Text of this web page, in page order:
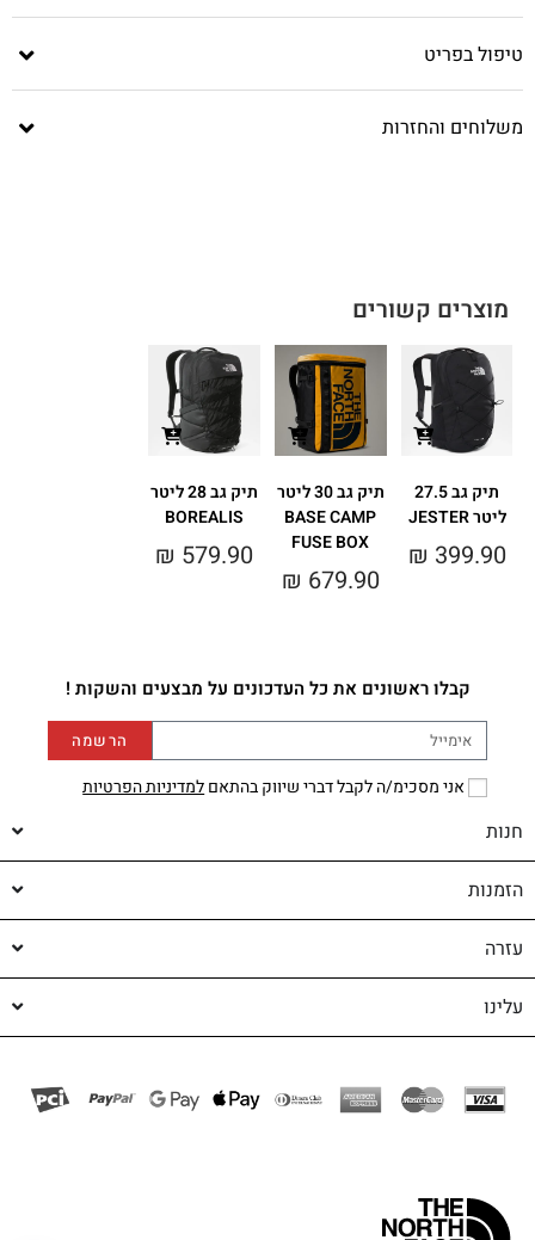
טיפול בפריט
משלוחים והחזרות
מוצרים קשורים
תיק גב 27.5
ליטר JESTER
₪ 399.90
תיק גב 30 ליטר
BASE CAMP
FUSE BOX
₪ 679.90
תיק גב 28 ליטר
BOREALIS
₪ 579.90
קבלו ראשונים את כל העדכונים על מבצעים והשקות !
אני מסכימ/ה לקבל דברי שיווק בהתאםלמדיניות הפרטיות
הרשמה
חנות
הזמנות
עזרה
עלינו